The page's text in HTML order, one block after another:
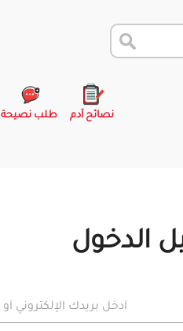
نصائح آدم طلب نصيحة
الدخول